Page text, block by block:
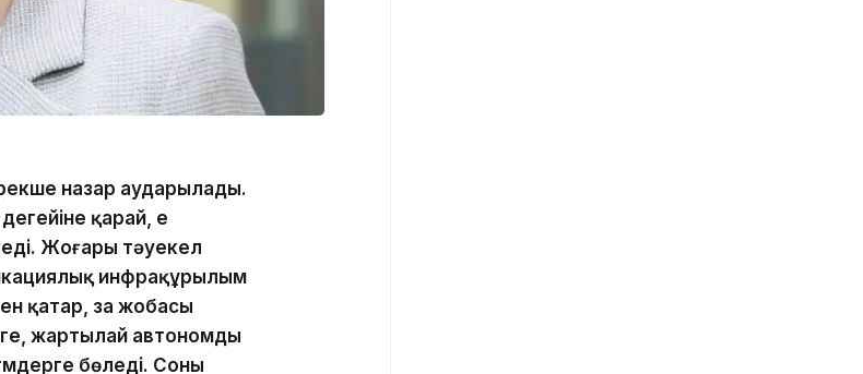
назар аударылады.
қарай, ең
Жоғары тәуекел
инфрақұрылым
қатар, заң жобасы
жартылай автономды
бөледі. Соның